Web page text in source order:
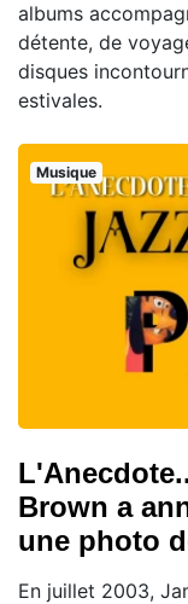
albums
détente, de
disques
estivales.
Musique
Brown a
une photo
En juillet 2003,